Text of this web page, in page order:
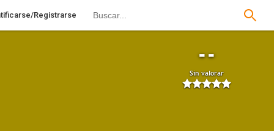
Registrarse
--
Sin valorar